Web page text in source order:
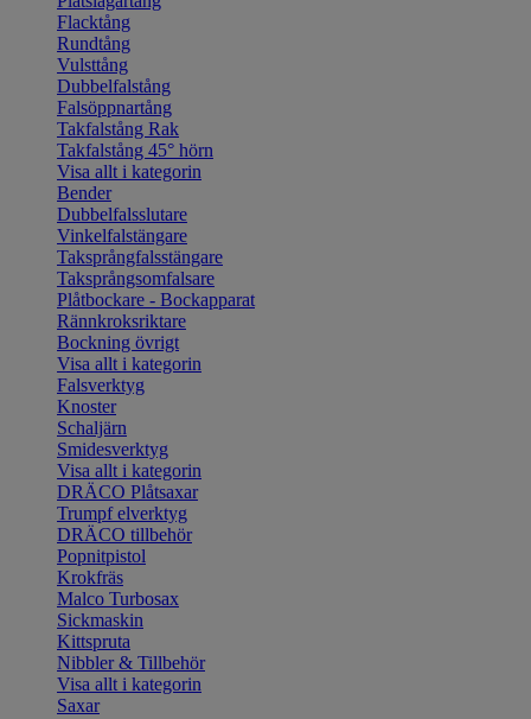
Flacktång
Rundtång
Vulsttång
Dubbelfalstång
Falsöppnartång
Takfalstång Rak
Takfalstång 45° hörn
Visa allt i kategorin
Bender
Dubbelfalsslutare
Vinkelfalstängare
Taksprångfalsstängare
Taksprångsomfalsare
Plåtbockare - Bockapparat
Rännkroksriktare
Bockning övrigt
Visa allt i kategorin
Falsverktyg
Knoster
Schaljärn
Smidesverktyg
Visa allt i kategorin
DRÄCO Plåtsaxar
Trumpf elverktyg
DRÄCO tillbehör
Popnitpistol
Krokfräs
Malco Turbosax
Sickmaskin
Kittspruta
Nibbler & Tillbehör
Visa allt i kategorin
Saxar